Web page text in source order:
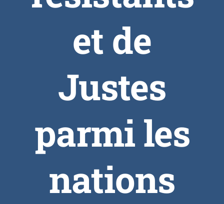
et de
Justes
parmi les
nations